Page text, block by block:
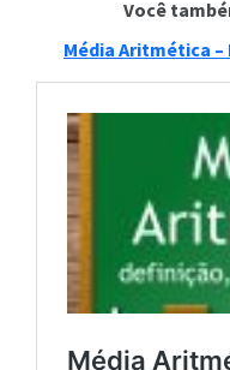
Você
Média Aritmética